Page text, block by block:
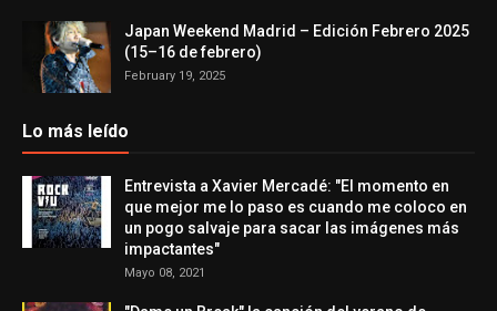
Japan Weekend Madrid – Edición Febrero 2025
(15–16 de febrero)
February 19, 2025
Lo más leído
Entrevista a Xavier Mercadé: "El momento en
que mejor me lo paso es cuando me coloco en
un pogo salvaje para sacar las imágenes más
impactantes"
Mayo 08, 2021